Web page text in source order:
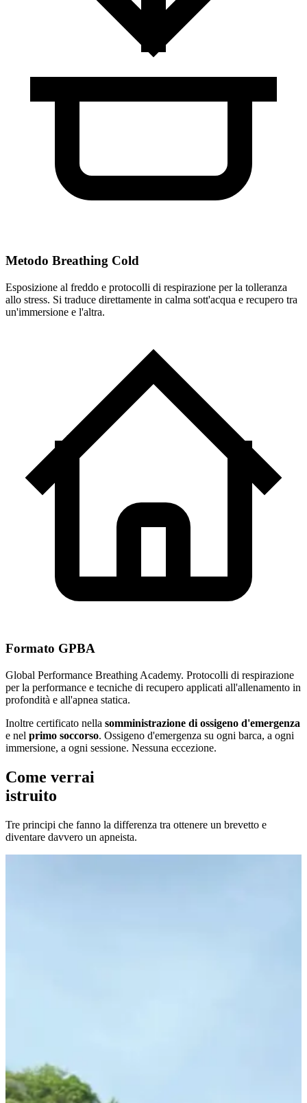
Metodo Breathing Cold
Esposizione al freddo e protocolli di respirazione per la tolleranza
allo stress. Si traduce direttamente in calma sott'acqua e recupero tra
un'immersione e l'altra.
Formato GPBA
Global Performance Breathing Academy. Protocolli di respirazione
per la performance e tecniche di recupero applicati all'allenamento in
profondità e all'apnea statica.
Inoltre certificato nella somministrazione di ossigeno d'emergenza
e nel primo soccorso. Ossigeno d'emergenza su ogni barca, a ogni
immersione, a ogni sessione. Nessuna eccezione.
Come verrai
istruito
Tre principi che fanno la differenza tra ottenere un brevetto e
diventare davvero un apneista.